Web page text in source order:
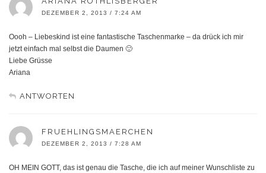
DEZEMBER 2, 2013 / 7:24 AM
Oooh – Liebeskind ist eine fantastische Taschenmarke – da drück ich mir
jetzt einfach mal selbst die Daumen 🙂
Liebe Grüsse
Ariana
ANTWORTEN
FRUEHLINGSMAERCHEN
DEZEMBER 2, 2013 / 7:28 AM
OH MEIN GOTT, das ist genau die Tasche, die ich auf meiner Wunschliste zu